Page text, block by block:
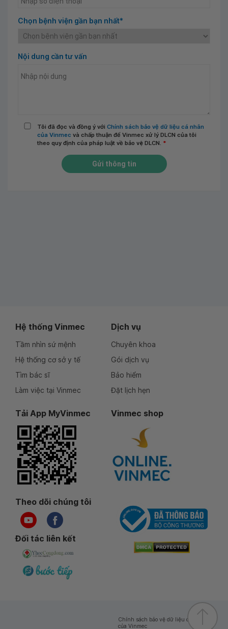
Chọn bệnh viện gần bạn nhất*
Nội dung cần tư vấn
Tôi đã đọc và đồng ý với Chính sách bảo vệ dữ liệu cá nhân
của Vinmec và chấp thuận để Vinmec xử lý DLCN của tôi
theo quy định của pháp luật về bảo vệ DLCN. *
Gửi thông tin
Hệ thống Vinmec
Tầm nhìn sứ mệnh
Hệ thống cơ sở y tế
Tìm bác sĩ
Làm việc tại Vinmec
Dịch vụ
Chuyên khoa
Gói dịch vụ
Bảo hiểm
Đặt lịch hẹn
Tải App MyVinmec Vinmec shop
Theo dõi chúng tôi
Đối tác liên kết
Chính sách bảo vệ dữ liệu cá nhân
của Vinmec